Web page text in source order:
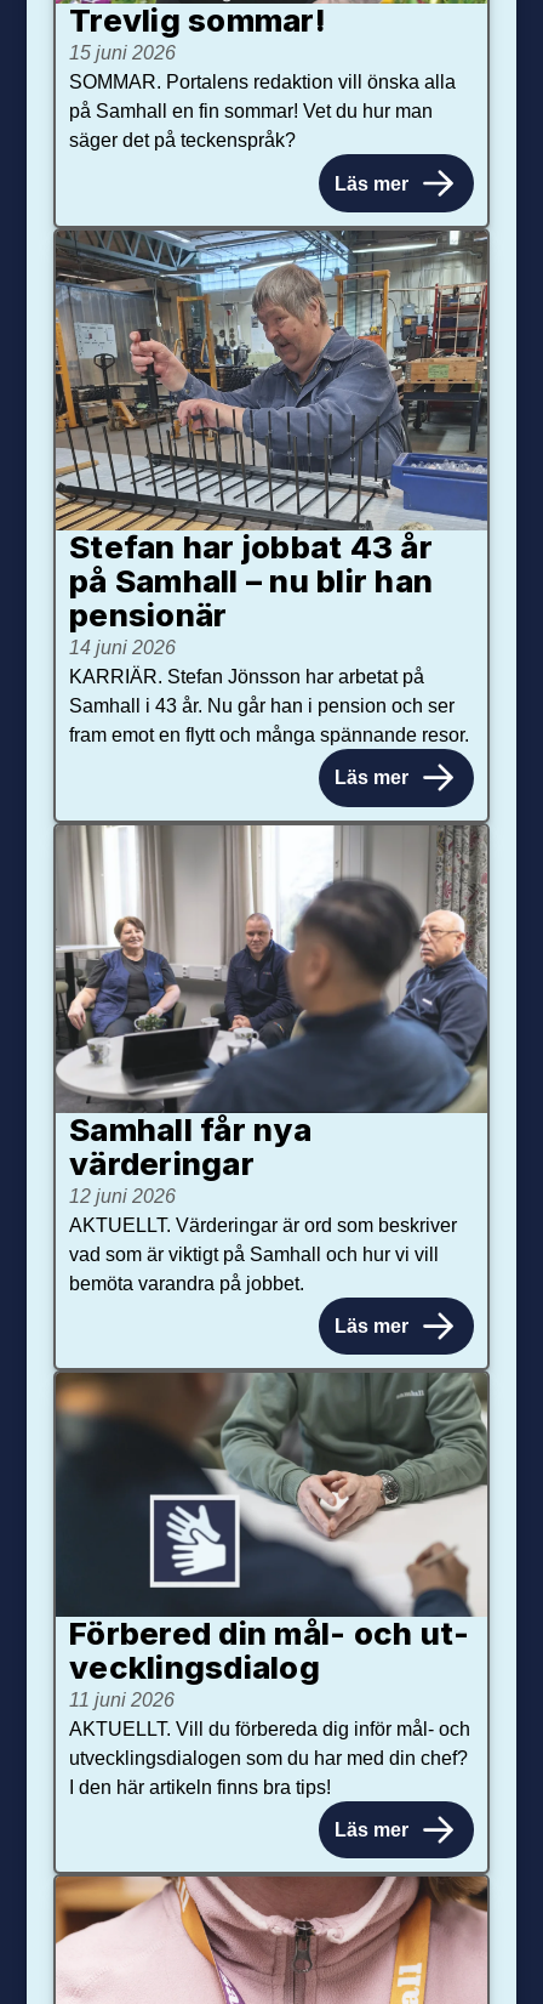
Trevlig sommar!
15 juni 2026
SOMMAR. Portalens redaktion vill önska alla
på Samhall en fin sommar! Vet du hur man
säger det på teckenspråk?
Läs mer
Stefan har jobbat 43 år
på Samhall – nu blir han
pensionär
14 juni 2026
KARRIÄR. Stefan Jönsson har arbetat på
Samhall i 43 år. Nu går han i pension och ser
fram emot en flytt och många spännande resor.
Läs mer
Samhall får nya
värdering­ar
12 juni 2026
AKTUELLT. Värderingar är ord som beskriver
vad som är viktigt på Samhall och hur vi vill
bemöta varandra på jobbet.
Läs mer
Förbered din mål- och ut­
veck­lings­dialog
11 juni 2026
AKTUELLT. Vill du förbereda dig inför mål- och
utvecklingsdialogen som du har med din chef?
I den här artikeln finns bra tips!
Läs mer